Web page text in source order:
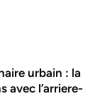
urbain : la
avec l’arriere-